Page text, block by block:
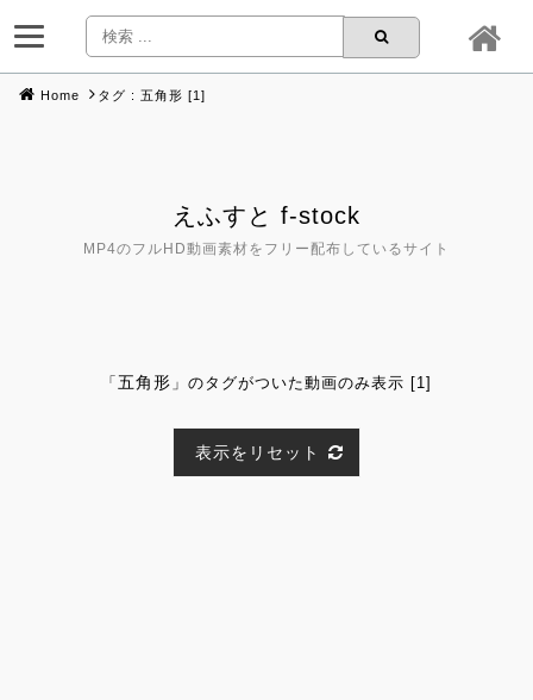
Home タグ : 五角形 [1]
えふすと f-stock
MP4のフルHD動画素材をフリー配布しているサイト
「 五角形 」のタグがついた動画のみ表示 [1]
表示をリセット